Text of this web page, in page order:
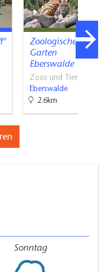
Zoologischer
Garten
Eberswalde
Zoos und Tierparke
Eberswalde
2.6km
Sonntag